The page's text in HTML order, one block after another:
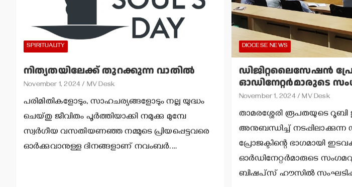
SPIRITUALITY
നിത്യതയിലേക്ക് തുറക്കുന്ന വാതില്‍
November 1, 2024 MV Desk
പരിമിതികളോടും, സാഹചര്യങ്ങളോടും നല്ല യുദ്ധം
ചെയ്തു ജീവിതം പൂര്‍ത്തിയാക്കി നമുക്കു മുമ്പേ
സ്വര്‍ഗീയ വസതിയണഞ്ഞ നമ്മുടെ പ്രിയപ്പെട്ടവരെ
ഓര്‍ക്കുവാനുള്ള ദിനങ്ങളാണ് നവംബര്‍.…
DIOCESE NEWS
ഡിജിറ്റലൈസേഷന്‍
ഓഡിനേറ്റര്‍മാരുടെ
November 1, 2024 MV Desk
താമരശ്ശേരി രൂപതയുടെ
അനുബന്ധിച്ച്
പ്രോജക്ടിന്റെ ഭാഗമായി
ഓര്‍ഡിനേറ്റര്‍മാരുടെ
ബിഷപ്‌സ് ഹൗസില്‍